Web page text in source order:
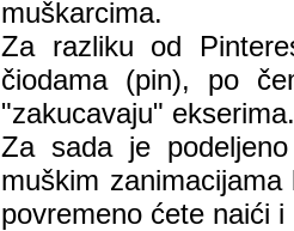
muškarcima.
Za razliku od
čiodama (pin), po
"zakucavaju" ekserima.
Za sada je
muškim
povremeno ćete naići